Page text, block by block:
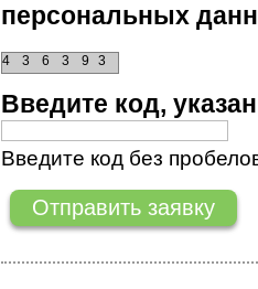
персональных
9
3
6 3
3
4
Введите код,
Введите код без